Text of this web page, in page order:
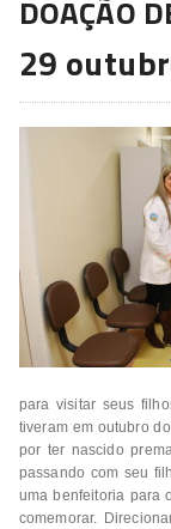
DOAÇÃO
29
para visitar seus
tiveram em outubro
por ter nascido
passando com seu
uma benfeitoria para
comemorar.